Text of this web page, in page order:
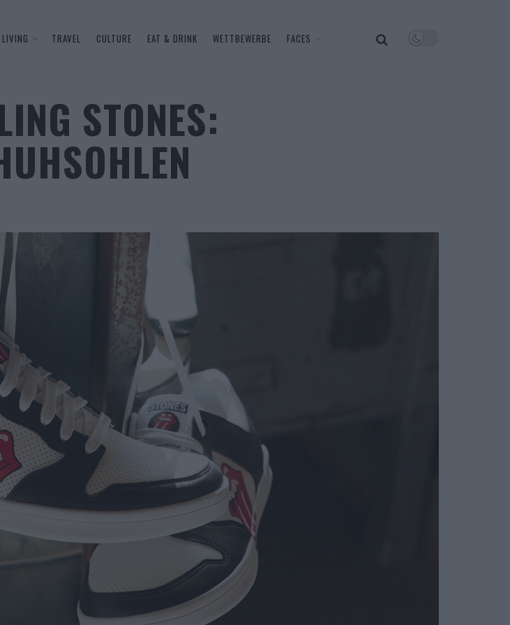
LIVING TRAVEL CULTURE EAT & DRINK WETTBEWERBE FACES
STONES: